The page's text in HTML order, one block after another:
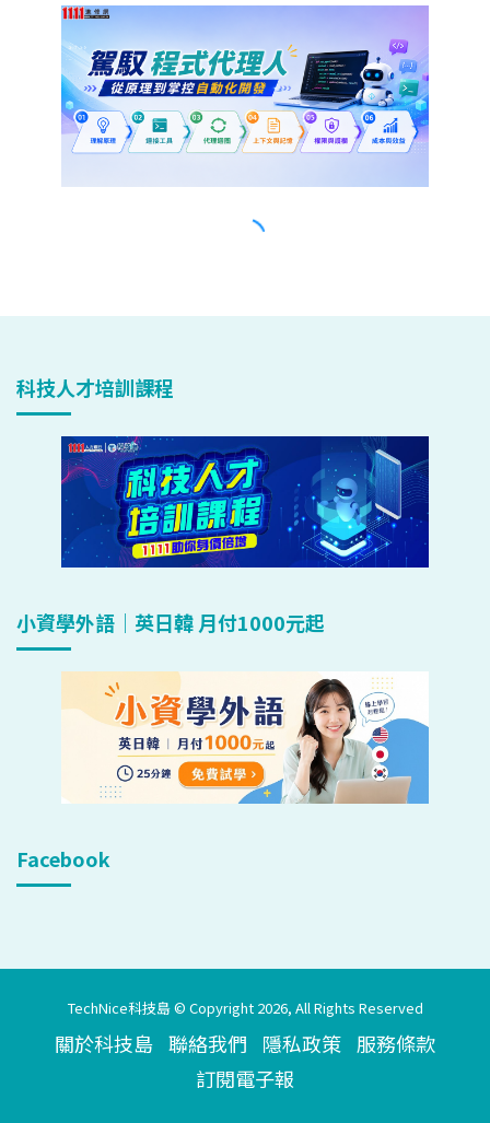
科技人才培訓課程
小資學外語｜英日韓 月付1000元起
Facebook
TechNice科技島 © Copyright 2026, All Rights Reserved
關於科技島 聯絡我們 隱私政策 服務條款
訂閱電子報